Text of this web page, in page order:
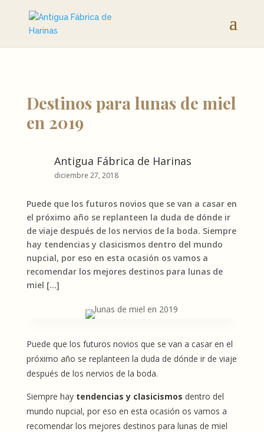
Destinos para lunas de miel
en 2019
Antigua Fábrica de Harinas
diciembre 27, 2018
Puede que los futuros novios que se van a casar en
el próximo año se replanteen la duda de dónde ir
de viaje después de los nervios de la boda. Siempre
hay tendencias y clasicismos dentro del mundo
nupcial, por eso en esta ocasión os vamos a
recomendar los mejores destinos para lunas de
miel […]
Puede que los futuros novios que se van a casar en el
próximo año se replanteen la duda de dónde ir de viaje
después de los nervios de la boda.
Siempre haytendencias y clasicismos dentro del
mundo nupcial, por eso en esta ocasión os vamos a
recomendar los mejores destinos para lunas de miel